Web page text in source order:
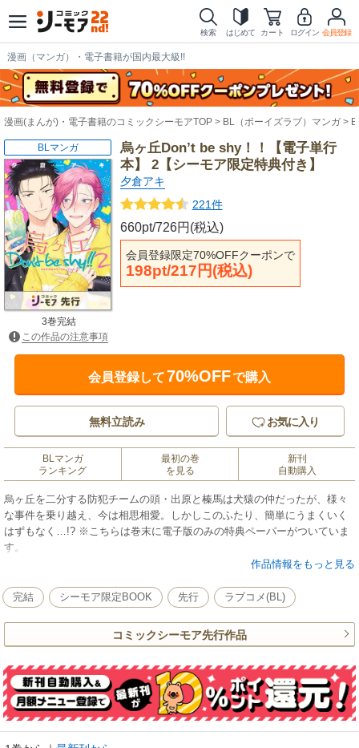
検索 はじめて カート ログイン 会員登録
漫画（マンガ）・電子書籍が国内最大級!!
漫画(まんが)・電子書籍のコミックシーモアTOP BL（ボーイズラブ）マンガ
烏ヶ丘Don’t be shy！！【電子単行
本】 2【シーモア限定特典付き】
夕倉アキ
221件
660pt/726円(税込)
会員登録限定70%OFFクーポンで
198pt/217円(税込)
BLマンガ
3巻完結
この作品の注意事項
会員登録して70%OFFで購入
無料立読み お気に入り
BLマンガ
ランキング
最初の巻
を見る
新刊
自動購入
烏ヶ丘を二分する防犯チームの頭・出原と榛馬は犬猿の仲だったが、様々
な事件を乗り越え、今は相思相愛。しかしこのふたり、簡単にうまくいく
はずもなく…!? ※こちらは巻末に電子版のみの特典ペーパーがついていま
す。
作品情報をもっと見る
完結 シーモア限定BOOK 先行 ラブコメ(BL)
コミックシーモア先行作品